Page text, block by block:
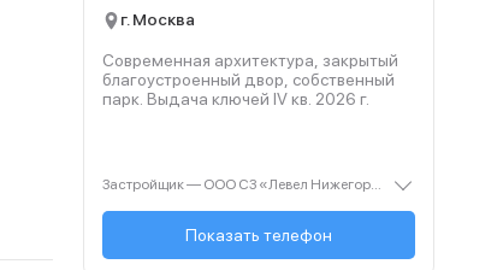
г. Москва
Современная архитектура, закрытый
благоустроенный двор, собственный
парк. Выдача ключей IV кв. 2026 г.
Застройщик — ООО СЗ «Левел Нижегородская». Проектная декларация — наш.дом.рф. Акция до 31.08.2026. Не оферта. Подробности — level.ru
+7 (499) 112-00-...
Показать телефон